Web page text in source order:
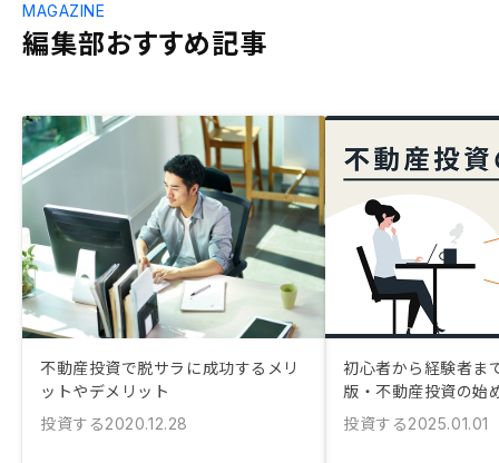
編集部おすすめ記事
MAGAZINE
不動産投資で脱サラに成功するメリ
ットやデメリット
投資する2020.12.28
初心者から経験者ま
版・不動産投資の始
投資する2025.01.01